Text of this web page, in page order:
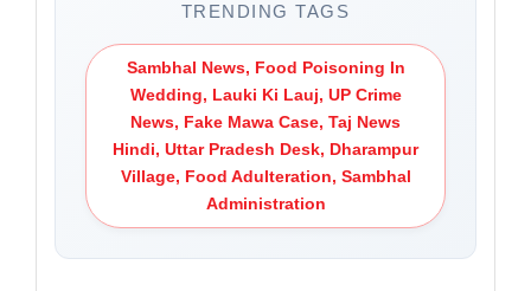
TRENDING TAGS
Sambhal News, Food Poisoning In
Wedding, Lauki Ki Lauj, UP Crime
News, Fake Mawa Case, Taj News
Hindi, Uttar Pradesh Desk, Dharampur
Village, Food Adulteration, Sambhal
Administration